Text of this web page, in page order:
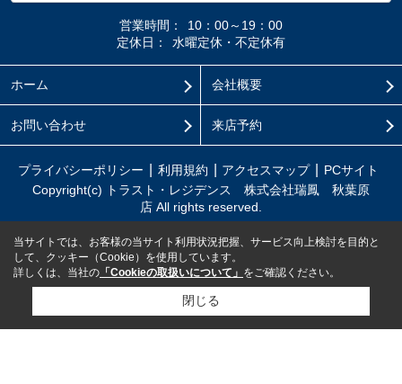
営業時間：
10：00～19：00
定休日：
水曜定休・不定休有
ホーム 会社概要
お問い合わせ 来店予約
プライバシーポリシー 利用規約 アクセスマップ
PCサイト
Copyright(c) トラスト・レジデンス 株式会社瑞鳳 秋葉原
店 All rights reserved.
当サイトでは、お客様の当サイト利用状況把握、サービス向上検討を目的と
して、クッキー（Cookie）を使用しています。
詳しくは、当社の 「Cookieの取扱いについて」 をご確認ください。
閉じる